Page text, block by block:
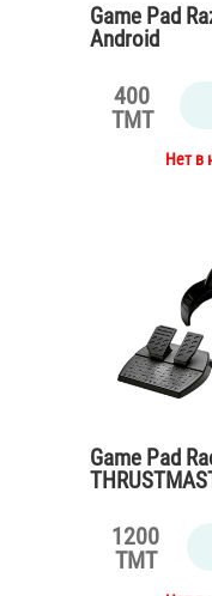
Game Pad
Android
400
TMT
Нет в
Game Pad
1200
TMT